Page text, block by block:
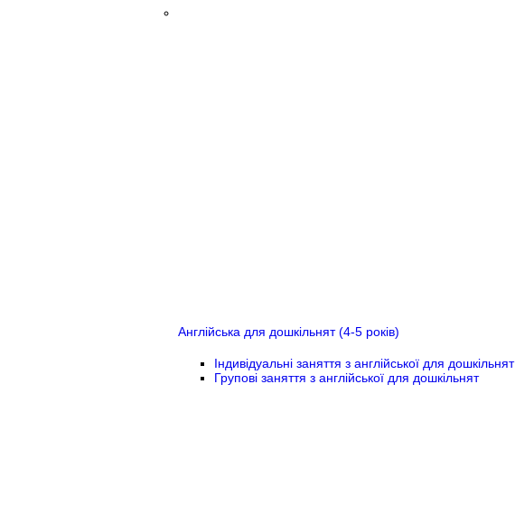
Англійська для дошкільнят (4-5 років)
Індивідуальні заняття з англійської для дошкільнят
Групові заняття з англійської для дошкільнят